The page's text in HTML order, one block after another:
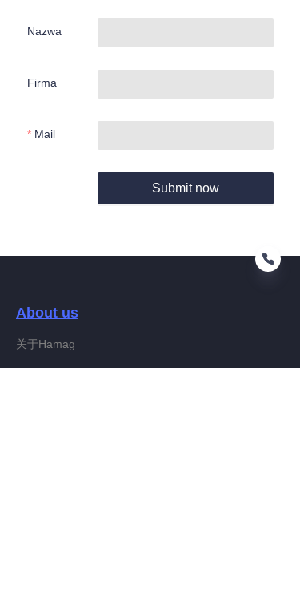
Nazwa
Firma
Mail
Submit now
About us
关于Hamag
PO